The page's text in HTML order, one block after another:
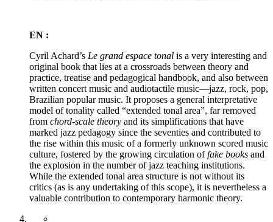
EN :
Cyril Achard’s Le grand espace tonal is a very interesting and
original book that lies at a crossroads between theory and
practice, treatise and pedagogical handbook, and also between
written concert music and audiotactile music—jazz, rock, pop,
Brazilian popular music. It proposes a general interpretative
model of tonality called “extended tonal area”, far removed
from chord-scale theory and its simplifications that have
marked jazz pedagogy since the seventies and contributed to
the rise within this music of a formerly unknown scored music
culture, fostered by the growing circulation offake books and
the explosion in the number of jazz teaching institutions.
While the extended tonal area structure is not without its
critics (as is any undertaking of this scope), it is nevertheless a
valuable contribution to contemporary harmonic theory.